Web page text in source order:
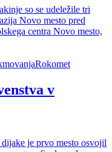
so se udeležile tri
Novo mesto pred
centra Novo mesto,
Rokomet
v
je prvo mesto osvojil